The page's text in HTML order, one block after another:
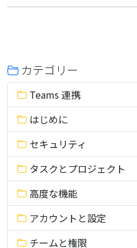
カテゴリー
Teams 連携
はじめに
セキュリティ
タスクとプロジェクト
高度な機能
アカウントと設定
チームと権限